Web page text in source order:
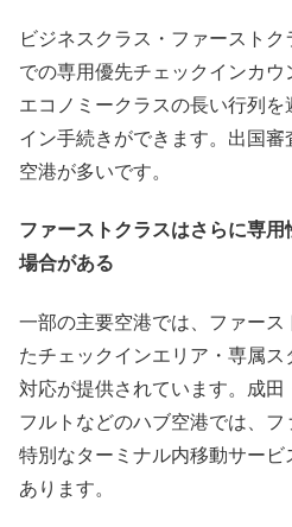
ビジネスクラス・ファースト
での専用優先チェックインカウ
エコノミークラスの長い行列
イン手続きができます。出国
空港が多いです。
ファーストクラスはさらに専
場合がある
一部の主要空港では、ファー
たチェックインエリア・専属
対応が提供されています。成
フルトなどのハブ空港では、
特別なターミナル内移動サー
あります。